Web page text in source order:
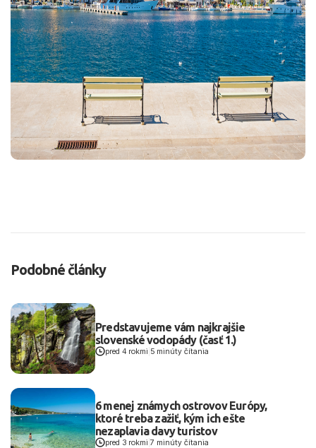
Podobné články
Predstavujeme vám najkrajšie
slovenské vodopády (časť 1.)
pred 4 rokmi 5 minúty čítania
6 menej známych ostrovov Európy,
ktoré treba zažiť, kým ich ešte
nezaplavia davy turistov
pred 3 rokmi |7 minúty čítania